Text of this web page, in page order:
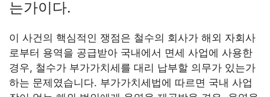
는가이다.
이 사건의 핵심적인 쟁점은 철수의 회사가 해외 자회사
로부터 용역을 공급받아 국내에서 면세 사업에 사용한
경우, 철수가 부가가치세를 대리 납부할 의무가 있는가
하는 문제였습니다. 부가가치세법에 따르면 국내 사업